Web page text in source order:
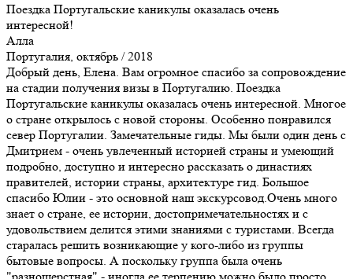
Поездка Португальские каникулы оказалась очень
интересной!
Алла
Португалия, октябрь / 2018
Добрый день, Елена. Вам огромное спасибо за сопровождение
на стадии получения визы в Португалию. Поездка
Португальские каникулы оказалась очень интересной. Многое
о стране открылось с новой стороны. Особенно понравился
север Португалии. Замечательные гиды. Мы были один день с
Дмитрием - очень увлеченный историей страны и умеющий
подробно, доступно и интересно рассказать о династиях
правителей, истории страны, архитектуре гид. Большое
спасибо Юлии - это основной наш экскурсовод.Очень много
знает о стране, ее истории, достопримечательностях и с
удовольствием делится этими знаниями с туристами. Всегда
старалась решить возникающие у кого-либо из группы
бытовые вопросы. А поскольку группа была очень